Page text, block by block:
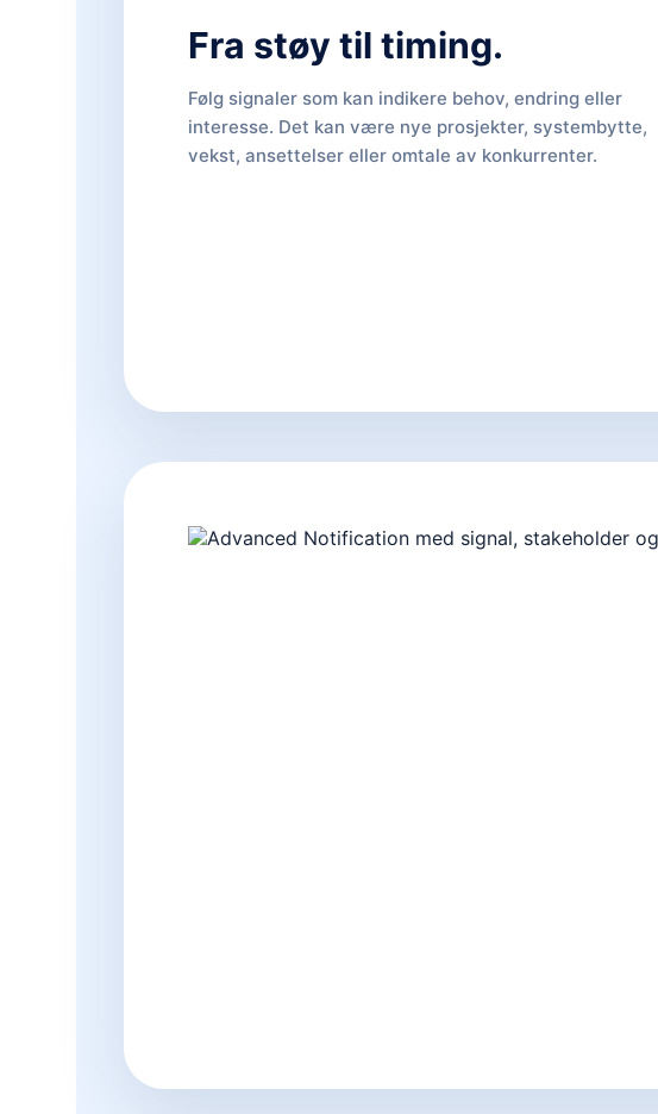
Fra støy til timing.
Følg signaler som kan indikere behov, endring eller
interesse. Det kan være nye prosjekter, systembytte,
vekst, ansettelser eller omtale av konkurrenter.